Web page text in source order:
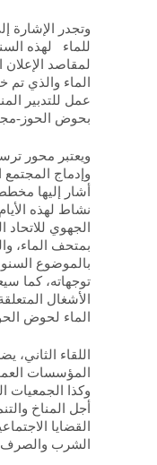
وتجدر الإشارة
للماء لهذه
لمقاصد
الماء والذي تم
عمل للتدبير
بحوض الحوز-
ويعتبر محور
وإدماج
أشار إليها
نشاط لهذه
الجهوي
بمتحف الماء،
بالموضوع
توجهاته، كما
الأشغال
الماء لحوض
اللقاء
المؤسسات
وكذا الجمعيات
أجل المناخ
القضايا
الشرب